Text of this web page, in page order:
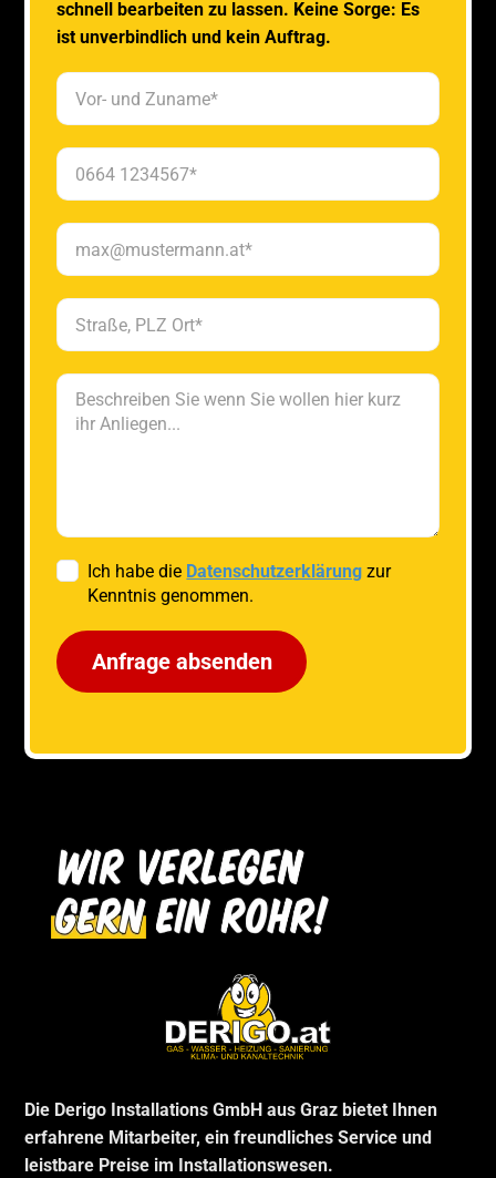
Die Derigo Installations GmbH aus Graz bietet Ihnen
erfahrene Mitarbeiter, ein freundliches Service und
leistbare Preise im Installationswesen.
schnell bearbeiten zu lassen. Keine Sorge: Es
ist unverbindlich und kein Auftrag.
Ich habe die Datenschutzerklärung zur
Kenntnis genommen.